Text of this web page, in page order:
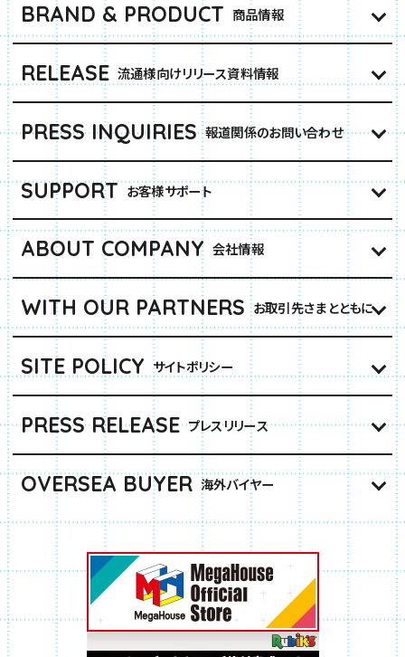
BRAND & PRODUCT 商品情報
RELEASE 流通様向けリリース資料情報
PRESS INQUIRIES 報道関係のお問い合わせ
SUPPORT お客様サポート
ABOUT COMPANY 会社情報
WITH OUR PARTNERS お取引先さまとともに
SITE POLICY サイトポリシー
PRESS RELEASE プレスリリース
OVERSEA BUYER 海外バイヤー